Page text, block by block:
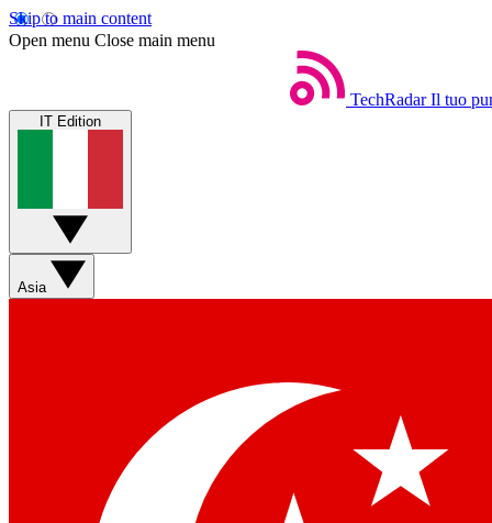
Skip to main content
Open menu Close main menu
TechRadar Il tuo
IT Edition
Asia